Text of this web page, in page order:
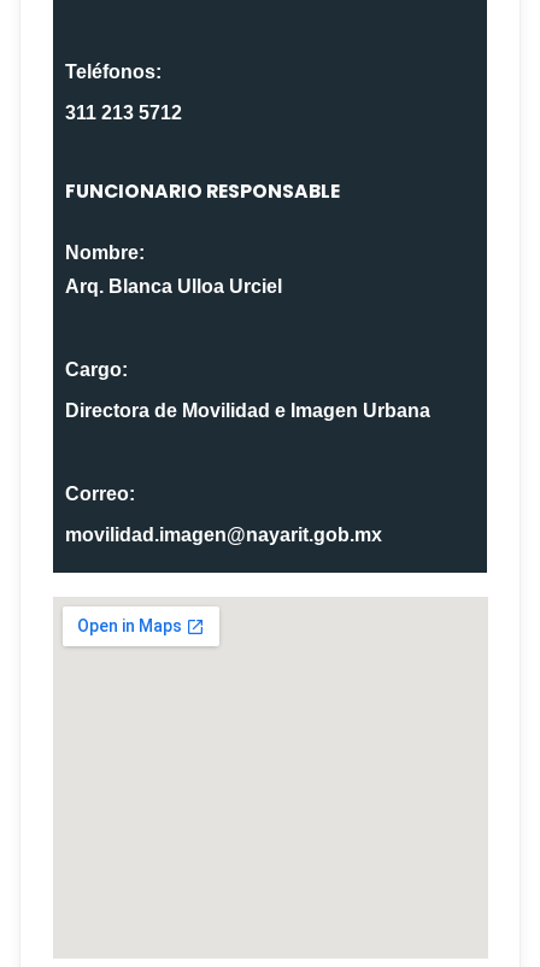
Teléfonos:
311 213 5712
FUNCIONARIO RESPONSABLE
Nombre:
Arq. Blanca Ulloa Urciel
Cargo:
Directora de Movilidad e Imagen Urbana
Correo:
movilidad.imagen@nayarit.gob.mx